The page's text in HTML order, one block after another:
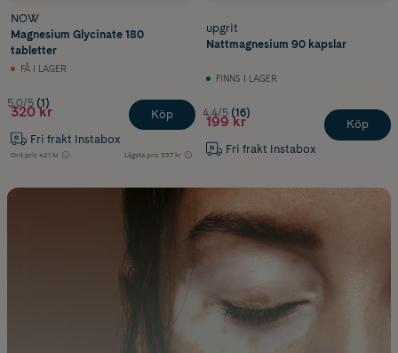
NOW
Magnesium Glycinate 180
tabletter
FÅ I LAGER
5.0/5 (1)
320 kr
Fri frakt Instabox
Ord.pris 421 kr Lägsta pris 337 kr
Köp
upgrit
Nattmagnesium 90 kapslar
FINNS I LAGER
4.4/5 (16)
199 kr
Fri frakt Instabox
Köp